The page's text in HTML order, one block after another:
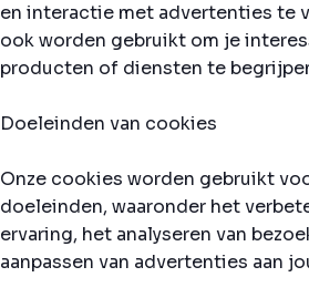
en interactie met advertenties te
ook worden gebruikt om je
producten of diensten te
Doeleinden van cookies
Onze cookies worden gebruikt
doeleinden, waaronder het
ervaring, het analyseren van
aanpassen van advertenties aan